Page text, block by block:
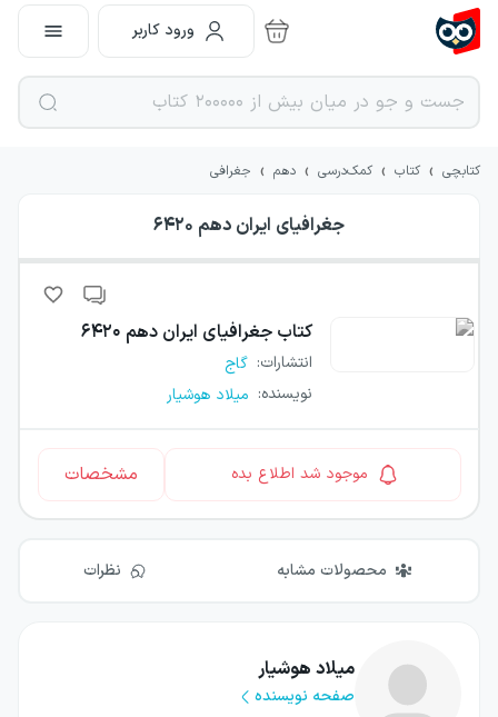
ورود کاربر
کتابچی › کتاب › کمک‌درسی › دهم › جغرافی
جغرافیای ایران دهم ۶۴۲۰
کتاب جغرافیای ایران دهم ۶۴۲۰
انتشارات: گاج
نویسنده: میلاد هوشیار
موجود شد اطلاع بده مشخصات
محصولات مشابه نظرات
میلاد هوشیار
صفحه نویسنده